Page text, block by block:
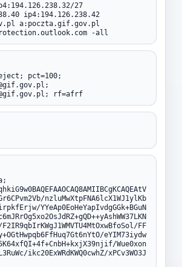
27
ip4:194.126.238.42
a:poczta.gif.gov.pl
-all
pct=100;
rf=afrf
nzluMwXtpFNA6lcX1WJ1ylKb
YYeAp0EoHeYapIvdgGGk+BGuN
FF
eYIM73iydw
Wue0xon
ikc20ExWRdKWQ0cwhZ/xPCv3WO3J